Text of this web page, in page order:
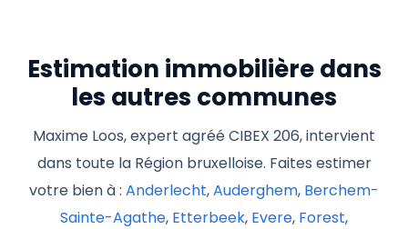
Estimation immobilière dans
les autres communes
Maxime Loos, expert agréé CIBEX 206, intervient
dans toute la Région bruxelloise. Faites estimer
votre bien à : Anderlecht,Auderghem, Berchem-
Sainte-Agathe, Etterbeek, Evere, Forest,